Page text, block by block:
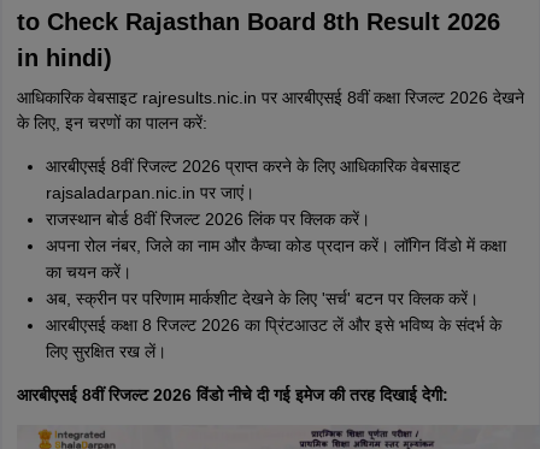
to Check Rajasthan Board 8th Result 2026
in hindi)
आधिकारिक वेबसाइट rajresults.nic.in पर आरबीएसई 8वीं कक्षा रिजल्ट 2026 देखने
के लिए, इन चरणों का पालन करें:
आरबीएसई 8वीं रिजल्ट 2026 प्राप्त करने के लिए आधिकारिक वेबसाइट
rajsaladarpan.nic.in पर जाएं।
राजस्थान बोर्ड 8वीं रिजल्ट 2026 लिंक पर क्लिक करें।
अपना रोल नंबर, जिले का नाम और कैप्चा कोड प्रदान करें। लॉगिन विंडो में कक्षा
का चयन करें।
अब, स्क्रीन पर परिणाम मार्कशीट देखने के लिए 'सर्च' बटन पर क्लिक करें।
आरबीएसई कक्षा 8 रिजल्ट 2026 का प्रिंटआउट लें और इसे भविष्य के संदर्भ के
लिए सुरक्षित रख लें।
आरबीएसई 8वीं रिजल्ट 2026 विंडो नीचे दी गई इमेज की तरह दिखाई देगी: